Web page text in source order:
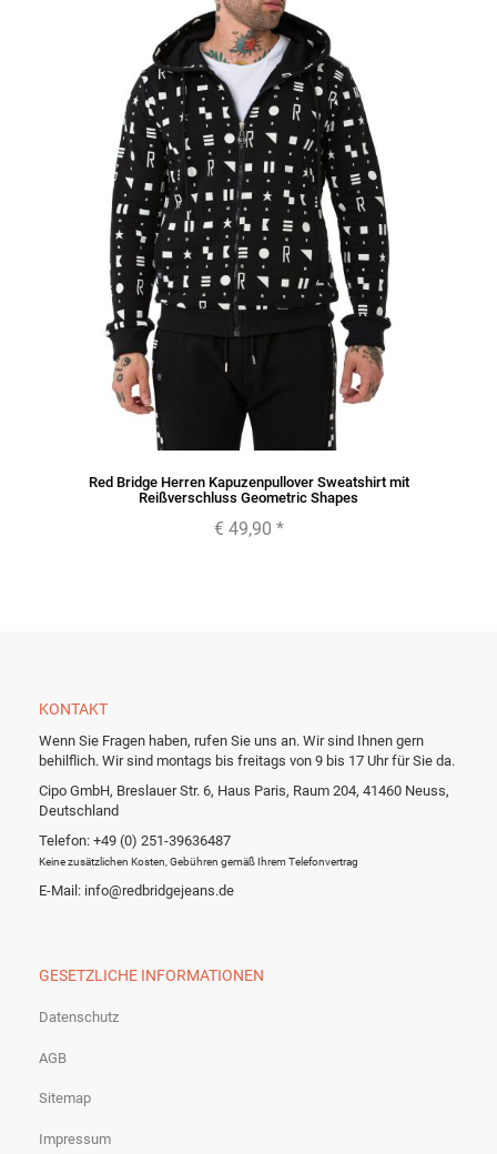
Red Bridge Herren Kapuzenpullover Sweatshirt mit
Reißverschluss Geometric Shapes
€ 49,90 *
KONTAKT
Wenn Sie Fragen haben, rufen Sie uns an. Wir sind Ihnen gern
behilflich. Wir sind montags bis freitags von 9 bis 17 Uhr für Sie da.
Cipo GmbH, Breslauer Str. 6, Haus Paris, Raum 204, 41460 Neuss,
Deutschland
Telefon: +49 (0) 251-39636487
Keine zusätzlichen Kosten, Gebühren gemäß Ihrem Telefonvertrag
E-Mail: info@redbridgejeans.de
GESETZLICHE INFORMATIONEN
Datenschutz
AGB
Sitemap
Impressum